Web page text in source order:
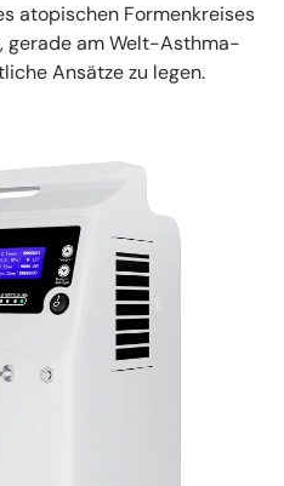
atopischen Formenkreises
gerade am Welt-Asthma-
Ansätze zu legen.